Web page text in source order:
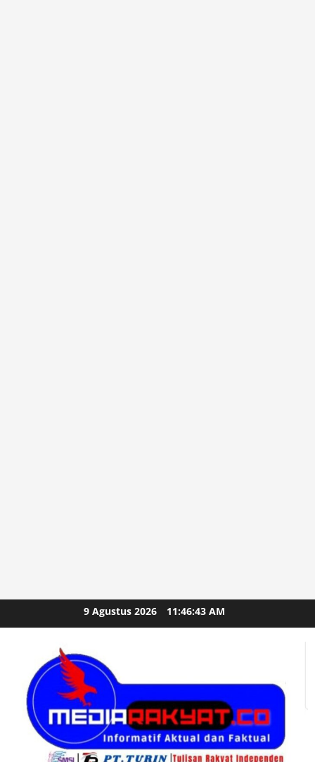
to
9 Agustus 2026 11:46:45 AM